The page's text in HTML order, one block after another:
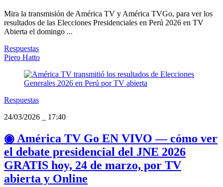
Mira la transmisión de América TV y América TVGo, para ver los
resultados de las Elecciones Presidenciales en Perú 2026 en TV
Abierta el domingo ...
Respuestas
Piero Hatto
Respuestas
24/03/2026
17:40
◉ América TV Go EN VIVO — cómo ver
el debate presidencial del JNE 2026
GRATIS hoy, 24 de marzo, por TV
abierta y Online